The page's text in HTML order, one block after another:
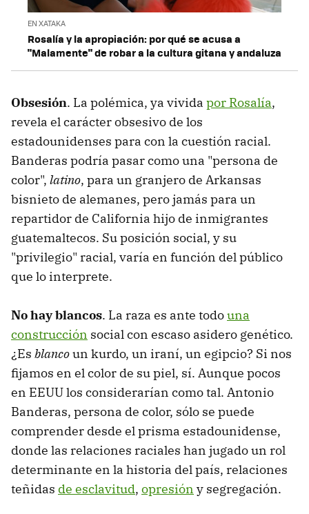
EN XATAKA
Rosalía y la apropiación: por qué se acusa a
"Malamente" de robar a la cultura gitana y andaluza
Obsesión. La polémica, ya vivida por Rosalía,
revela el carácter obsesivo de los
estadounidenses para con la cuestión racial.
Banderas podría pasar como una "persona de
color", latino, para un granjero de Arkansas
bisnieto de alemanes, pero jamás para un
repartidor de California hijo de inmigrantes
guatemaltecos. Su posición social, y su
"privilegio" racial, varía en función del público
que lo interprete.
No hay blancos. La raza es ante todouna
construcción social con escaso asidero genético.
¿Es blancoun kurdo, un iraní, un egipcio? Si nos
fijamos en el color de su piel, sí. Aunque pocos
en EEUU los considerarían como tal. Antonio
Banderas, persona de color, sólo se puede
comprender desde el prisma estadounidense,
donde las relaciones raciales han jugado un rol
determinante en la historia del país, relaciones
teñidas de esclavitud, opresión y segregación.